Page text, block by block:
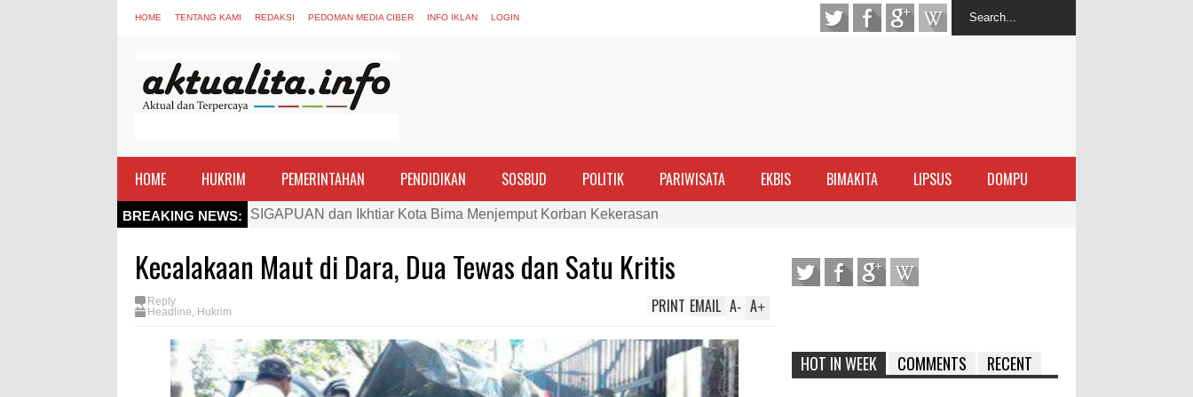
HOME TENTANG KAMI REDAKSI PEDOMAN MEDIA CIBER INFO IKLAN LOGIN
HOME HUKRIM PEMERINTAHAN PENDIDIKAN SOSBUD POLITIK PARIWISATA EKBIS BIMAKITA LIPSUS DOMPU
BREAKING NEWS:
Kapolres Bima Beri Penghargaan ke Kades dan Ketua RT Yang Aktif Bantu Polisi Berantas Narkoba
Staf Ahli Tekankan Peran Perempuan sebagai Penggerak Ekonomi Keluarga pada Pelatihan Kewirausahaan Kota Bima
Perkuat Soliditas-Sinergi, Kapolres Bima Silaturahmi ke Kejari dan Kodim 1608
Nobar Piala Dunia Argentina vs Inggris, Polres Bima Pererat Silaturahmi dengan Masyarakat
Kecalakaan Maut di Dara, Dua Tewas dan Satu Kritis
Reply
Headline, Hukrim A+
A-
EMAIL
PRINT
HOT IN WEEK COMMENTS RECENT